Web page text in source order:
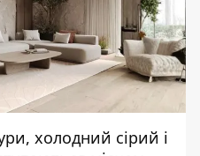
холодний сірий і